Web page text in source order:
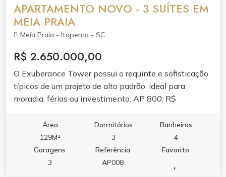
APARTAMENTO NOVO - 3 SUÍTES EM
MEIA PRAIA
Meia Praia - Itapema - SC
R$ 2.650.000,00
O Exuberance Tower possui o requinte e sofisticação
típicos de um projeto de alto padrão, ideal para
moradia, férias ou investimento. AP 800: R$
1700: R$ 2.650,000,00 A VISTA OU 50% ENTRADA
+24X ANALISE FINANCIAMENTO
Área
129M²
Dormitórios
3
Banheiros
4
Garagens
3
Referência
AP008
Favorito